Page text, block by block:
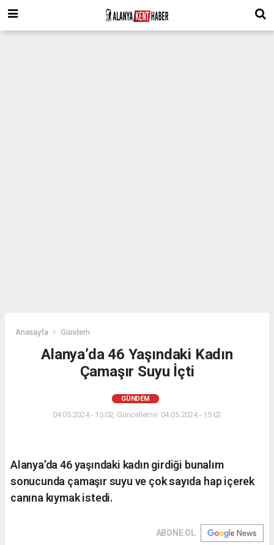
Anasayfa Gündem
Alanya’da 46 Yaşındaki Kadın
Çamaşır Suyu İçti
GÜNDEM
04.05.2024 - 15:02, Güncelleme: 04.05.2024 - 15:02
Alanya’da 46 yaşındaki kadın girdiği bunalım
sonucunda çamaşır suyu ve çok sayıda hap içerek
canına kıymak istedi.
ABONE OL